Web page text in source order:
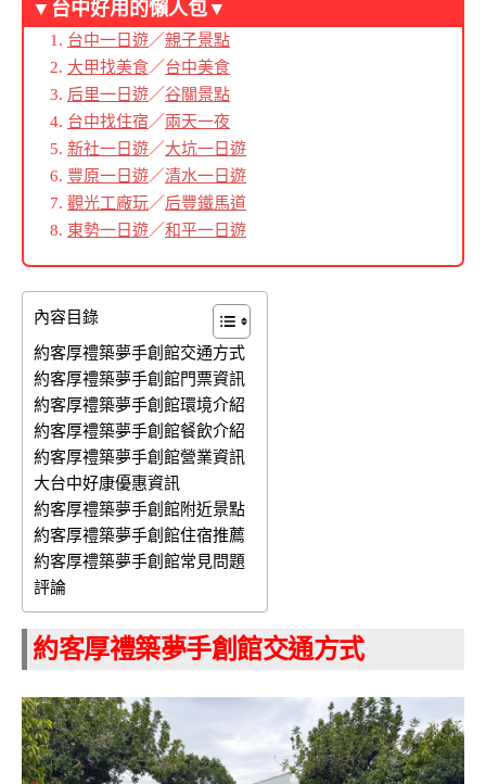
▼台中好用的懶人包▼
台中一日遊／親子景點
大甲找美食／台中美食
后里一日遊／谷關景點
台中找住宿／兩天一夜
新社一日遊／大坑一日遊
豐原一日遊／清水一日遊
觀光工廠玩／后豐鐵馬道
東勢一日遊／和平一日遊
內容目錄
約客厚禮築夢手創館交通方式
約客厚禮築夢手創館門票資訊
約客厚禮築夢手創館環境介紹
約客厚禮築夢手創館餐飲介紹
約客厚禮築夢手創館營業資訊
大台中好康優惠資訊
約客厚禮築夢手創館附近景點
約客厚禮築夢手創館住宿推薦
約客厚禮築夢手創館常見問題
評論
約客厚禮築夢手創館交通方式